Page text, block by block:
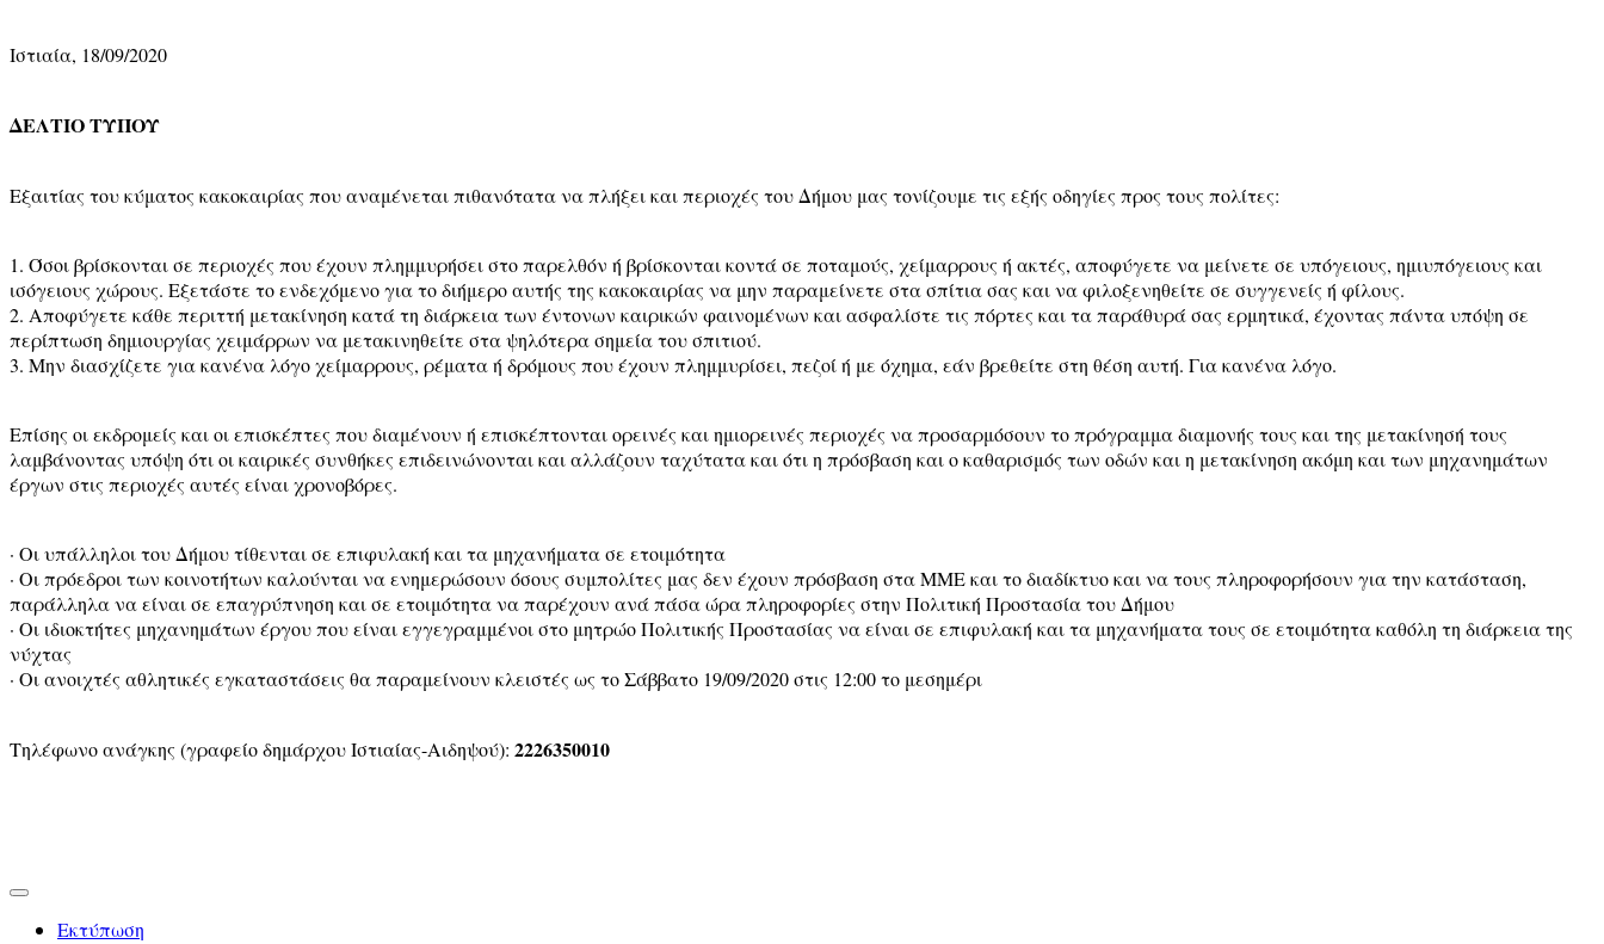
Ιστιαία, 18/09/2020
ΔΕΛΤΙΟ ΤΥΠΟΥ
Εξαιτίας του κύματος κακοκαιρίας που αναμένεται πιθανότατα να πλήξει και περιοχές του Δήμου μας τονίζουμε τις εξής οδηγίες προς τους πολίτες:
1. Όσοι βρίσκονται σε περιοχές που έχουν πλημμυρήσει στο παρελθόν ή βρίσκονται κοντά σε ποταμούς, χείμαρρους ή ακτές, αποφύγετε να μείνετε σε υπόγειους, ημιυπόγειους και
ισόγειους χώρους. Εξετάστε το ενδεχόμενο για το διήμερο αυτής της κακοκαιρίας να μην παραμείνετε στα σπίτια σας και να φιλοξενηθείτε σε συγγενείς ή φίλους.
2. Αποφύγετε κάθε περιττή μετακίνηση κατά τη διάρκεια των έντονων καιρικών φαινομένων και ασφαλίστε τις πόρτες και τα παράθυρά σας ερμητικά, έχοντας πάντα υπόψη σε
περίπτωση δημιουργίας χειμάρρων να μετακινηθείτε στα ψηλότερα σημεία του σπιτιού.
3. Μην διασχίζετε για κανένα λόγο χείμαρρους, ρέματα ή δρόμους που έχουν πλημμυρίσει, πεζοί ή με όχημα, εάν βρεθείτε στη θέση αυτή. Για κανένα λόγο.
Επίσης οι εκδρομείς και οι επισκέπτες που διαμένουν ή επισκέπτονται ορεινές και ημιορεινές περιοχές να προσαρμόσουν το πρόγραμμα διαμονής τους και της μετακίνησή τους
λαμβάνοντας υπόψη ότι οι καιρικές συνθήκες επιδεινώνονται και αλλάζουν ταχύτατα και ότι η πρόσβαση και ο καθαρισμός των οδών και η μετακίνηση ακόμη και των μηχανημάτων
έργων στις περιοχές αυτές είναι χρονοβόρες.
· Οι υπάλληλοι του Δήμου τίθενται σε επιφυλακή και τα μηχανήματα σε ετοιμότητα
· Οι πρόεδροι των κοινοτήτων καλούνται να ενημερώσουν όσους συμπολίτες μας δεν έχουν πρόσβαση στα ΜΜΕ και το διαδίκτυο και να τους πληροφορήσουν για την κατάσταση,
παράλληλα να είναι σε επαγρύπνηση και σε ετοιμότητα να παρέχουν ανά πάσα ώρα πληροφορίες στην Πολιτική Προστασία του Δήμου
· Οι ιδιοκτήτες μηχανημάτων έργου που είναι εγγεγραμμένοι στο μητρώο Πολιτικής Προστασίας να είναι σε επιφυλακή και τα μηχανήματα τους σε ετοιμότητα καθόλη τη διάρκεια της
νύχτας
· Οι ανοιχτές αθλητικές εγκαταστάσεις θα παραμείνουν κλειστές ως το Σάββατο 19/09/2020 στις 12:00 το μεσημέρι
Τηλέφωνο ανάγκης (γραφείο δημάρχου Ιστιαίας-Αιδηψού): 2226350010
Εκτύπωση